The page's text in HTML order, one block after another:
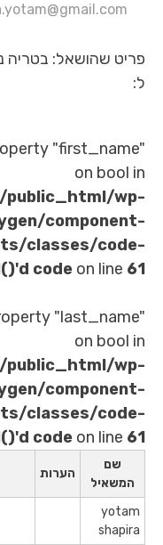
yotam
to read property
hafaka.net/
plugins/oxygen/
components/
: eval()'d
to read property
hafaka.net/
plugins/oxygen/
components/
: eval()'d
תאריך